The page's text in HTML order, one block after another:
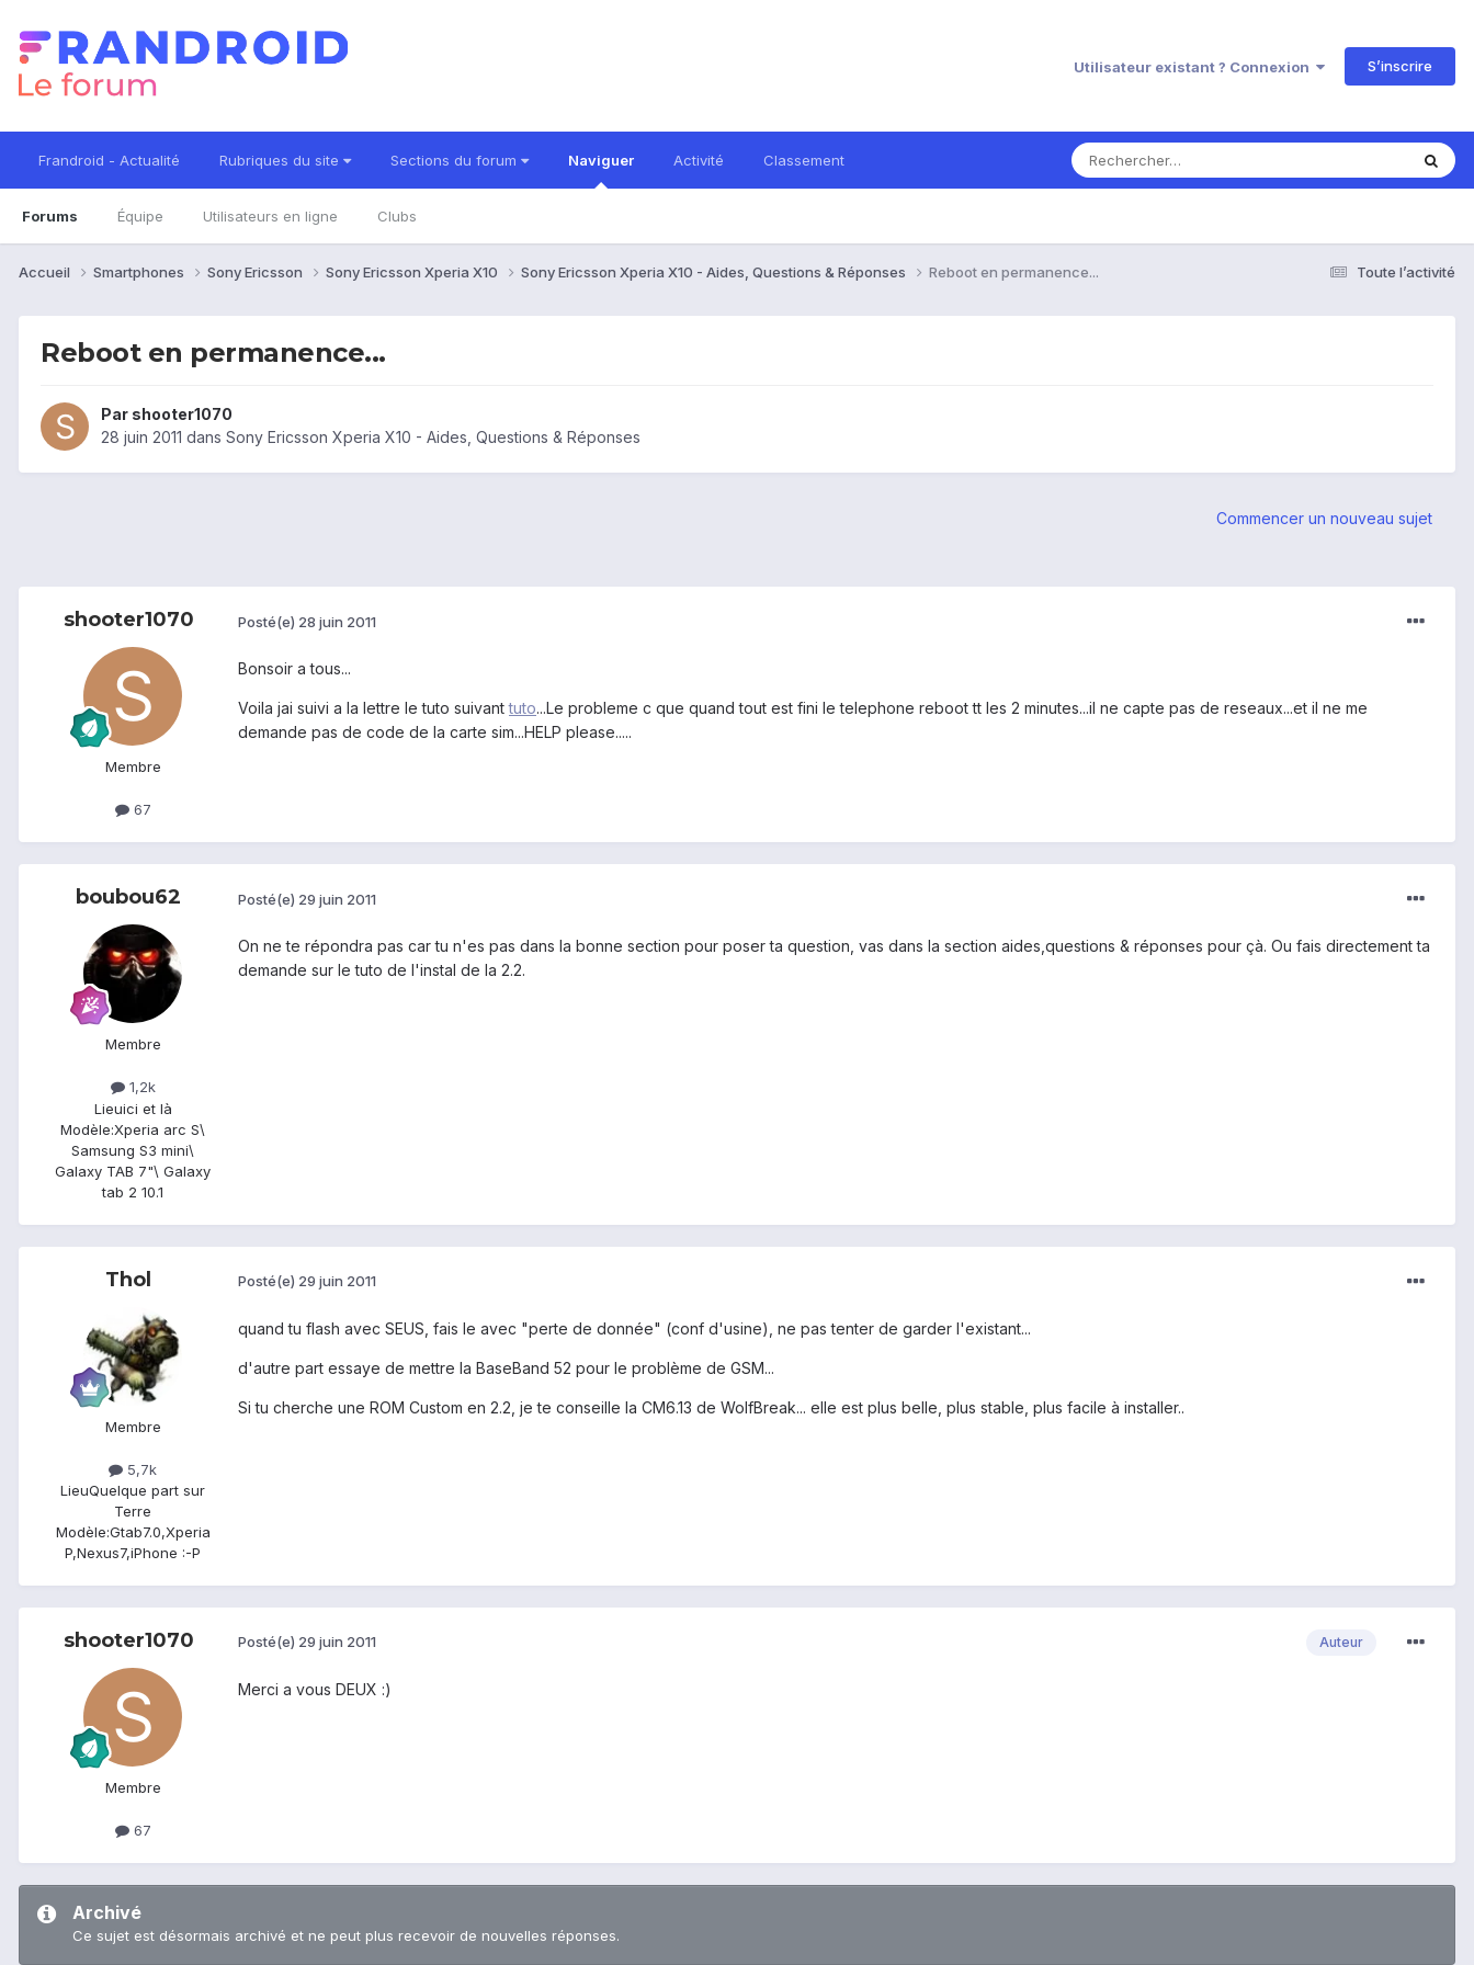
Utilisateur existant ? Connexion S’inscrire
Frandroid - Actualité Rubriques du site Sections du forum Naviguer
Forums Équipe Utilisateurs en ligne Clubs
Activité Classement
Toute l’activité
Accueil Smartphones Sony Ericsson Sony Ericsson Xperia X10 Sony Ericsson Xperia X10 - Aides, Questions & Réponses Reboot en permanence...
Reboot en permanence...
Par shooter1070
28 juin 2011 dans Sony Ericsson Xperia X10 - Aides, Questions & Réponses
Commencer un nouveau sujet
shooter1070
Membre
67
Posté(e) 28 juin 2011
Bonsoir a tous...
Voila jai suivi a la lettre le tuto suivanttuto...Le probleme c que quand tout est fini le telephone reboot tt les 2 minutes...il ne capte pas de reseaux...et il ne me
demande pas de code de la carte sim...HELP please.....
boubou62
Membre
1,2k
Lieuici et là
Modèle:Xperia arc S\
Samsung S3 mini\
Galaxy TAB 7"\ Galaxy
tab 2 10.1
Posté(e) 29 juin 2011
On ne te répondra pas car tu n'es pas dans la bonne section pour poser ta question, vas dans la section aides,questions & réponses pour çà. Ou fais directement ta
demande sur le tuto de l'instal de la 2.2.
Thol
Membre
5,7k
LieuQuelque part sur
Terre
Modèle:Gtab7.0,Xperia
P,Nexus7,iPhone :-P
Posté(e) 29 juin 2011
quand tu flash avec SEUS, fais le avec "perte de donnée" (conf d'usine), ne pas tenter de garder l'existant...
d'autre part essaye de mettre la BaseBand 52 pour le problème de GSM...
Si tu cherche une ROM Custom en 2.2, je te conseille la CM6.13 de WolfBreak... elle est plus belle, plus stable, plus facile à installer..
shooter1070
Membre
67
Auteur
Posté(e) 29 juin 2011
Merci a vous DEUX :)
Archivé
Ce sujet est désormais archivé et ne peut plus recevoir de nouvelles réponses.